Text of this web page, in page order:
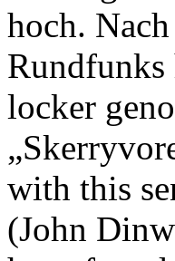
hoch.
Rundfunks
locker
with this
(John